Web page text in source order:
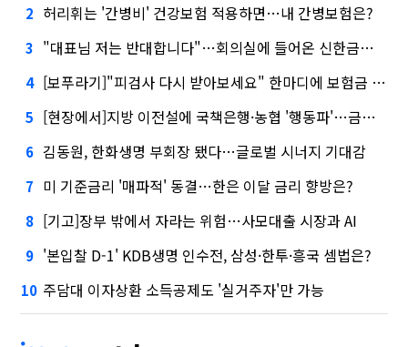
2 허리휘는 '간병비' 건강보험 적용하면…내 간병보험은?
3 "대표님 저는 반대합니다"…회의실에 들어온 신한금융 AI
4 [보푸라기]"피검사 다시 받아보세요" 한마디에 보험금 못 받을 뻔?
5 [현장에서]지방 이전설에 국책은행·농협 '행동파'…금감원 '신중모드'
6 김동원, 한화생명 부회장 됐다…글로벌 시너지 기대감
7 미 기준금리 '매파적' 동결…한은 이달 금리 향방은?
8 [기고]장부 밖에서 자라는 위험…사모대출 시장과 AI
9 '본입찰 D-1' KDB생명 인수전, 삼성·한투·흥국 셈법은?
10 주담대 이자상환 소득공제도 '실거주자'만 가능